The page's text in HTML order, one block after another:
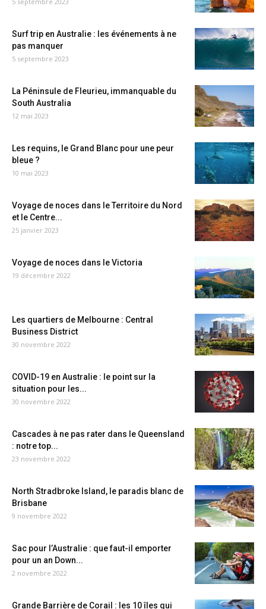
Surf trip en Australie : les événements à ne
pas manquer
5 septembre 2023
La Péninsule de Fleurieu, immanquable du
South Australia
12 mai 2023
Les requins, le Grand Blanc pour une peur
bleue ?
10 mai 2023
Voyage de noces dans le Territoire du Nord
et le Centre...
25 janvier 2023
Voyage de noces dans le Victoria
19 décembre 2022
Les quartiers de Melbourne : Central
Business District
30 novembre 2022
COVID-19 en Australie : le point sur la
situation pour les...
30 novembre 2022
Cascades à ne pas rater dans le Queensland
: notre top...
23 novembre 2022
North Stradbroke Island, le paradis blanc de
Brisbane
9 novembre 2022
Sac pour l’Australie : que faut-il emporter
pour un an Down...
2 novembre 2022
Grande Barrière de Corail : les 10 îles qui